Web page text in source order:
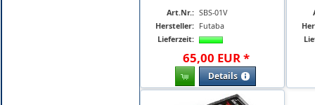
Art.Nr.: SBS-01V
Hersteller: Futaba
Lieferzeit:
65,00 EUR*
Details